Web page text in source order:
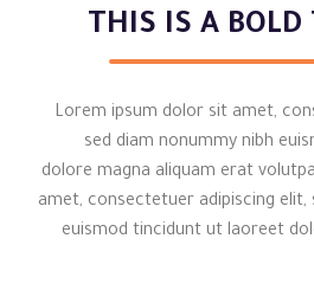
THIS IS A BOLD
Lorem ipsum dolor sit amet,
sed diam nonummy nibh
dolore magna aliquam erat
amet, consectetuer adipiscing elit,
euismod tincidunt ut laoreet